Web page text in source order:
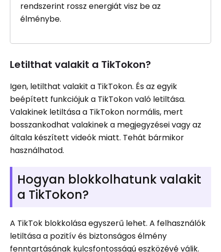
rendszerint rossz energiát visz be az
élménybe.
Letilthat valakit a TikTokon?
Igen, letilthat valakit a TikTokon. És az egyik
beépített funkciójuk a TikTokon való letiltása.
Valakinek letiltása a TikTokon normális, mert
bosszankodhat valakinek a megjegyzései vagy az
általa készített videók miatt. Tehát bármikor
használhatod.
Hogyan blokkolhatunk valakit
a TikTokon?
A TikTok blokkolása egyszerű lehet. A felhasználók
letiltása a pozitív és biztonságos élmény
fenntartásának kulcsfontosságú eszközévé válik.